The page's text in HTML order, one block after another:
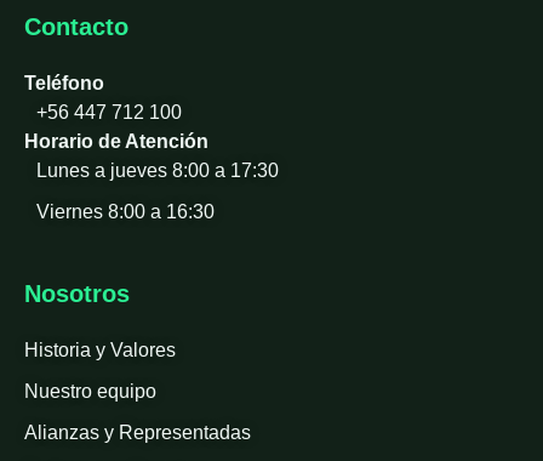
Contacto
Teléfono
+56 447 712 100
Horario de Atención
Lunes a jueves 8:00 a 17:30
Viernes 8:00 a 16:30
Nosotros
Historia y Valores
Nuestro equipo
Alianzas y Representadas